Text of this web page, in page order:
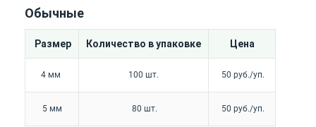
Обычные
Размер Количество в упаковке Цена
4 мм 100 шт. 50 руб./уп.
5 мм 80 шт. 50 руб./уп.